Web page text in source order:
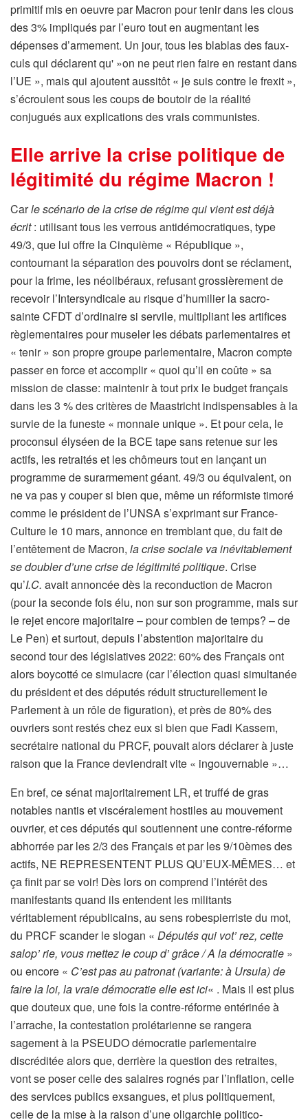
primitif mis en oeuvre par Macron pour tenir dans les clous
des 3% impliqués par l’euro tout en augmentant les
dépenses d’armement. Un jour, tous les blablas des faux-
culs qui déclarent qu' »on ne peut rien faire en restant dans
l’UE », mais qui ajoutent aussitôt « je suis contre le frexit »,
s’écroulent sous les coups de boutoir de la réalité
conjugués aux explications des vrais communistes.
Elle arrive la crise politique de
légitimité du régime Macron !
Carle scénario de la crise de régime qui vient est déjà
écrit: utilisant tous les verrous antidémocratiques, type
49/3, que lui offre la Cinquième « République »,
contournant la séparation des pouvoirs dont se réclament,
pour la frime, les néolibéraux, refusant grossièrement de
recevoir l’Intersyndicale au risque d’humilier la sacro-
sainte CFDT d’ordinaire si servile, multipliant les artifices
règlementaires pour museler les débats parlementaires et
« tenir » son propre groupe parlementaire, Macron compte
passer en force et accomplir « quoi qu’il en coûte » sa
mission de classe: maintenir à tout prix le budget français
dans les 3 % des critères de Maastricht indispensables à la
survie de la funeste « monnaie unique ». Et pour cela, le
proconsul élyséen de la BCE tape sans retenue sur les
actifs, les retraités et les chômeurs tout en lançant un
programme de surarmement géant. 49/3 ou équivalent, on
ne va pas y couper si bien que, même un réformiste timoré
comme le président de l’UNSA s’exprimant sur France-
Culture le 10 mars, annonce en tremblant que, du fait de
l’entêtement de Macron, la crise sociale va inévitablement
se doubler d’une crise de légitimité politique. Crise
qu’I.C. avait annoncée dès la reconduction de Macron
(pour la seconde fois élu, non sur son programme, mais sur
le rejet encore majoritaire – pour combien de temps? – de
Le Pen) et surtout, depuis l’abstention majoritaire du
second tour des législatives 2022: 60% des Français ont
alors boycotté ce simulacre (car l’élection quasi simultanée
du président et des députés réduit structurellement le
Parlement à un rôle de figuration), et près de 80% des
ouvriers sont restés chez eux si bien que Fadi Kassem,
secrétaire national du PRCF, pouvait alors déclarer à juste
raison que la France deviendrait vite « ingouvernable »…
En bref, ce sénat majoritairement LR, et truffé de gras
notables nantis et viscéralement hostiles au mouvement
ouvrier, et ces députés qui soutiennent une contre-réforme
abhorrée par les 2/3 des Français et par les 9/10èmes des
actifs, NE REPRESENTENT PLUS QU’EUX-MÊMES… et
ça finit par se voir! Dès lors on comprend l’intérêt des
manifestants quand ils entendent les militants
véritablement républicains, au sens robespierriste du mot,
du PRCF scander le slogan « Députés qui vot’ rez, cette
salop’ rie, vous mettez le coup d’ grâce / A la démocratie »
ou encore « C’est pas au patronat (variante: à Ursula) de
faire la loi, la vraie démocratie elle est ici« . Mais il est plus
que douteux que, une fois la contre-réforme entérinée à
l’arrache, la contestation prolétarienne se rangera
sagement à la PSEUDO démocratie parlementaire
discréditée alors que, derrière la question des retraites,
vont se poser celle des salaires rognés par l’inflation, celle
des services publics exsangues, et plus politiquement,
celle de la mise à la raison d’une oligarchie politico-